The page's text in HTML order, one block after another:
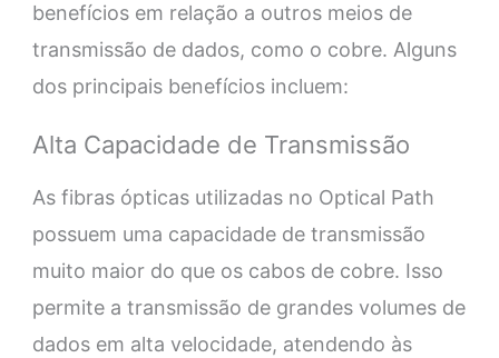
benefícios em relação a outros meios de
transmissão de dados, como o cobre. Alguns
dos principais benefícios incluem:
Alta Capacidade de Transmissão
As fibras ópticas utilizadas no Optical Path
possuem uma capacidade de transmissão
muito maior do que os cabos de cobre. Isso
permite a transmissão de grandes volumes de
dados em alta velocidade, atendendo às